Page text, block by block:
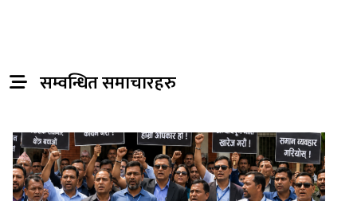
सम्वन्धित समाचारहरु